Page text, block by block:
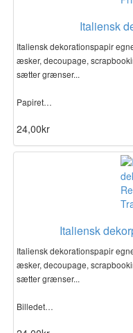
Italiensk
Italiensk dekorationspapir
æsker, decoupage,
sætter grænser...
Papiret…
24,00kr
Italiensk
Italiensk dekorationspapir
æsker, decoupage,
sætter grænser...
Billedet…